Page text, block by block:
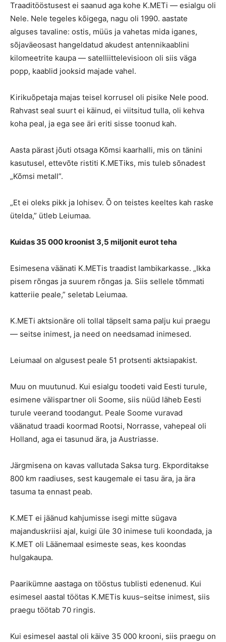
Traaditööstusest ei saanud aga kohe K.METi — esialgu oli
Nele. Nele tegeles kõigega, nagu oli 1990. aastate
alguses tavaline: ostis, müüs ja vahetas mida iganes,
sõjaväeosast hangeldatud akudest antennikaablini
kilomeetrite kaupa — satelliittelevisioon oli siis väga
popp, kaablid jooksid majade vahel.
Kirikuõpetaja majas teisel korrusel oli pisike Nele pood.
Rahvast seal suurt ei käinud, ei viitsitud tulla, oli kehva
koha peal, ja ega see äri eriti sisse toonud kah.
Aasta pärast jõuti otsaga Kõmsi kaarhalli, mis on tänini
kasutusel, ettevõte ristiti K.METiks, mis tuleb sõnadest
„Kõmsi metall”.
„Et ei oleks pikk ja lohisev. Õ on teistes keeltes kah raske
ütelda,” ütleb Leiumaa.
Kuidas 35 000 kroonist 3,5 miljonit eurot teha
Esimesena väänati K.METis traadist lambikarkasse. „Ikka
pisem rõngas ja suurem rõngas ja. Siis sellele tõmmati
katteriie peale,” seletab Leiumaa.
K.METi aktsionäre oli tollal täpselt sama palju kui praegu
— seitse inimest, ja need on needsamad inimesed.
Leiumaal on algusest peale 51 protsenti aktsiapakist.
Muu on muutunud. Kui esialgu toodeti vaid Eesti turule,
esimene välispartner oli Soome, siis nüüd läheb Eesti
turule veerand toodangut. Peale Soome vuravad
väänatud traadi koormad Rootsi, Norrasse, vahepeal oli
Holland, aga ei tasunud ära, ja Austriasse.
Järgmisena on kavas vallutada Saksa turg. Ekporditakse
800 km raadiuses, sest kaugemale ei tasu ära, ja ära
tasuma ta ennast peab.
K.MET ei jäänud kahjumisse isegi mitte sügava
majanduskriisi ajal, kuigi üle 30 inimese tuli koondada, ja
K.MET oli Läänemaal esimeste seas, kes koondas
hulgakaupa.
Paarikümne aastaga on tööstus tublisti edenenud. Kui
esimesel aastal töötas K.METis kuus–seitse inimest, siis
praegu töötab 70 ringis.
Kui esimesel aastal oli käive 35 000 krooni, siis praegu on